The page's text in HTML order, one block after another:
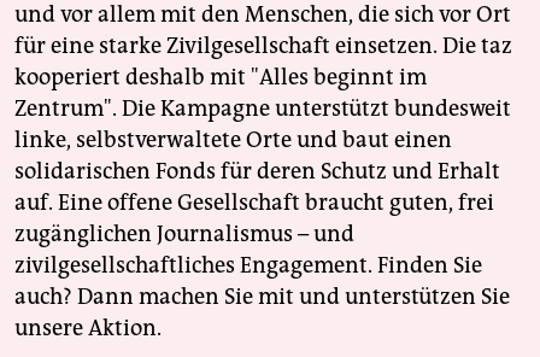
und vor allem mit den Menschen, die sich vor Ort
für eine starke Zivilgesellschaft einsetzen. Die taz
kooperiert deshalb mit "Alles beginnt im
Zentrum". Die Kampagne unterstützt bundesweit
linke, selbstverwaltete Orte und baut einen
solidarischen Fonds für deren Schutz und Erhalt
auf. Eine offene Gesellschaft braucht guten, frei
zugänglichen Journalismus – und
zivilgesellschaftliches Engagement. Finden Sie
auch? Dann machen Sie mit und unterstützen Sie
unsere Aktion.